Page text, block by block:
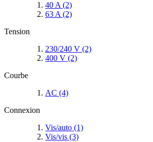
40 A (2)
63 A (2)
Tension
230/240 V (2)
400 V (2)
Courbe
AC (4)
Connexion
Vis/auto (1)
Vis/vis (3)